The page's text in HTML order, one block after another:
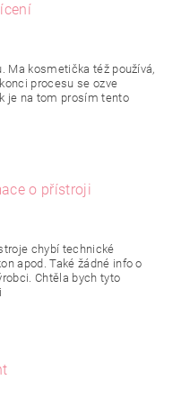
Ma kosmetička též používá,
procesu se ozve
je na tom prosím tento
o přístroji
chybí technické
apod. Také žádné info o
Chtěla bych tyto